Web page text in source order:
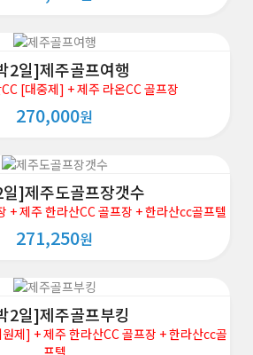
2일]제주골프여행
[대중제] + 제주 라온CC 골프장
270,000원
]제주도골프장갯수
+ 제주 한라산CC 골프장 + 한라산cc골프텔
271,250원
2일]제주골프부킹
제] + 제주 한라산CC 골프장 + 한라산cc골
프텔